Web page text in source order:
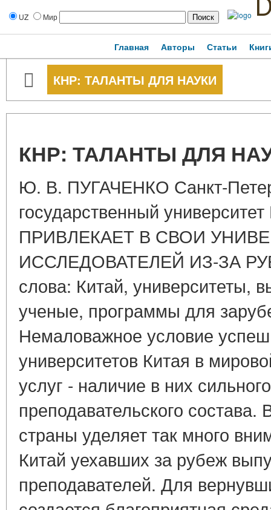
UZ Мир
Главная Авторы Статьи
КНР: ТАЛАНТЫ ДЛЯ НАУКИ
КНР: ТАЛАНТЫ ДЛЯ
Ю. В. ПУГАЧЕНКО Санкт-
государственный
ПРИВЛЕКАЕТ В СВОИ
ИССЛЕДОВАТЕЛЕЙ ИЗ-ЗА
слова: Китай, университеты,
ученые, программы для
Немаловажное условие
университетов Китая в
услуг - наличие в них
преподавательского состава.
страны уделяет так много
Китай уехавших за рубеж
преподавателей. Для